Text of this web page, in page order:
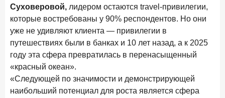
12 марта 2026 года ИССЛЕДОВАНИЕ
Банки ускорили работу с претензиями
Рассылка Frank RG
Итоги недели, наша трактовка основных событий
на банковском рынке
Суховеровой, лидером остаются travel-привилегии,
которые востребованы у 90% респондентов. Но они
уже не удивляют клиента — привилегии в
путешествиях были в банках и 10 лет назад, а к 2025
году эта сфера превратилась в перенасыщенный
«красный океан».
«Следующей по значимости и демонстрирующей
наибольший потенциал для роста является сфера